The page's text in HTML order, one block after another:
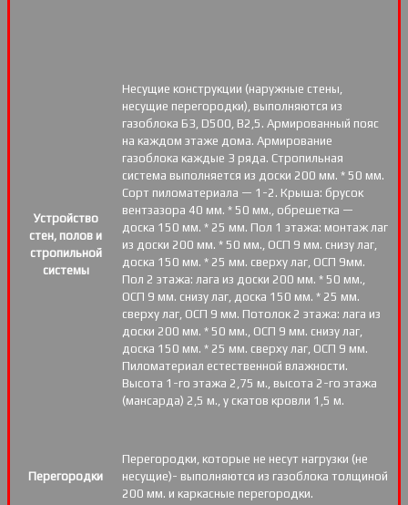
Устройство
стен, полов и
стропильной
системы
Несущие конструкции (наружные стены,
несущие перегородки), выполняются из
газоблока Б3, D500, В2,5. Армированный пояс
на каждом этаже дома. Армирование
газоблока каждые 3 ряда. Стропильная
система выполняется из доски 200 мм. * 50 мм.
Сорт пиломатериала — 1-2. Крыша: брусок
вентзазора 40 мм. * 50 мм., обрешетка —
доска 150 мм. * 25 мм. Пол 1 этажа: монтаж лаг
из доски 200 мм. * 50 мм., ОСП 9 мм. снизу лаг,
доска 150 мм. * 25 мм. сверху лаг, ОСП 9мм.
Пол 2 этажа: лага из доски 200 мм. * 50 мм.,
ОСП 9 мм. снизу лаг, доска 150 мм. * 25 мм.
сверху лаг, ОСП 9 мм. Потолок 2 этажа: лага из
доски 200 мм. * 50 мм., ОСП 9 мм. снизу лаг,
доска 150 мм. * 25 мм. сверху лаг, ОСП 9 мм.
Пиломатериал естественной влажности.
Высота 1-го этажа 2,75 м., высота 2-го этажа
(мансарда) 2,5 м., у скатов кровли 1,5 м.
Перегородки
Перегородки, которые не несут нагрузки (не
несущие)- выполняются из газоблока толщиной
200 мм. и каркасные перегородки.